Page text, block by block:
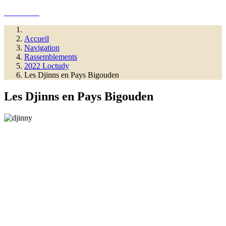
Accueil
Navigation
Rassemblements
2022 Loctudy
Les Djinns en Pays Bigouden
Les Djinns en Pays Bigouden